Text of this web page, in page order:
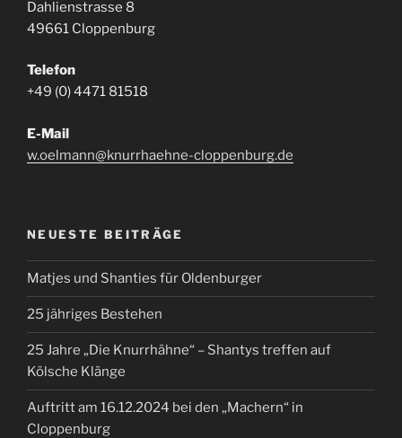
Dahlienstrasse 8
49661 Cloppenburg
Telefon
+49 (0) 4471 81518
E-Mail
w.oelmann@knurrhaehne-cloppenburg.de
NEUESTE BEITRÄGE
Matjes und Shanties für Oldenburger
25 jähriges Bestehen
25 Jahre „Die Knurrhähne“ – Shantys treffen auf
Kölsche Klänge
Auftritt am 16.12.2024 bei den „Machern“ in
Cloppenburg